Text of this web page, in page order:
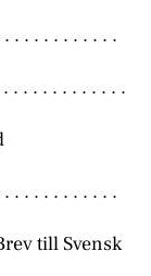
. . . . . . . . . . .
. . . . . . . . . . . .
. . . . . . . . . . .
till Svensk